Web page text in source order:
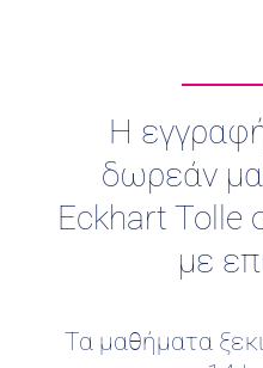
Η
δωρεάν
Eckhart Tolle
με
Τα μαθήματα